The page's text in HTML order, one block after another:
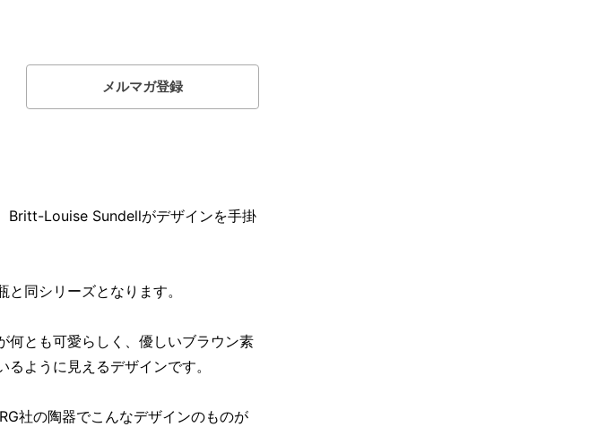
メルマガ登録
Britt-Louise Sundellがデザインを手掛
同シリーズとなります。
何とも可愛らしく、優しいブラウン素
ように見えるデザインです。
社の陶器でこんなデザインのものが